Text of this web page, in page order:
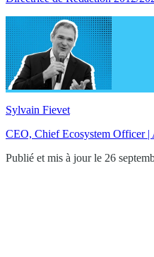
Sylvain Fievet
CEO, Chief Ecosystem Officer |
Publié et mis à jour le 26